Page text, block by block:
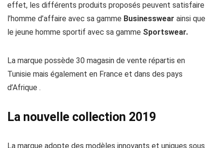
effet, les différents produits proposés peuvent satisfaire
l’homme d’affaire avec sa gamme Businesswear ainsi que
le jeune homme sportif avec sa gamme Sportswear.
La marque possède 30 magasin de vente répartis en
Tunisie mais également en France et dans des pays
d’Afrique .
La nouvelle collection 2019
La marque adopte des modèles innovants et uniques sous